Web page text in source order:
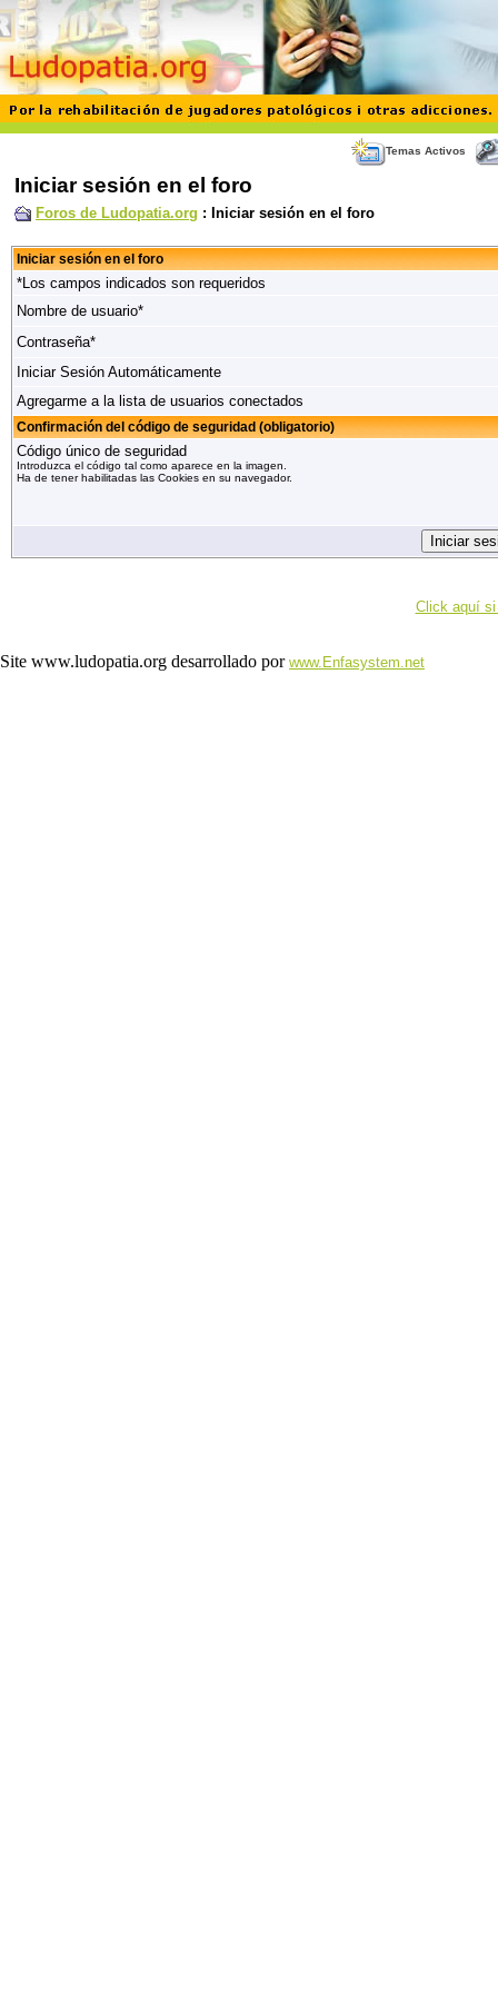
Temas Activos
Iniciar sesión en el foro
Foros de Ludopatia.org : Iniciar sesión en el foro
Iniciar sesión en el foro
*Los campos indicados son requeridos
Nombre de usuario*
Contraseña*
Iniciar Sesión Automáticamente
Agregarme a la lista de usuarios conectados
Confirmación del código de seguridad (obligatorio)
Código único de seguridad
Introduzca el código tal como aparece en la imagen.
Ha de tener habilitadas las Cookies en su navegador.
Click aquí si
Site www.ludopatia.org desarrollado por www.Enfasystem.net